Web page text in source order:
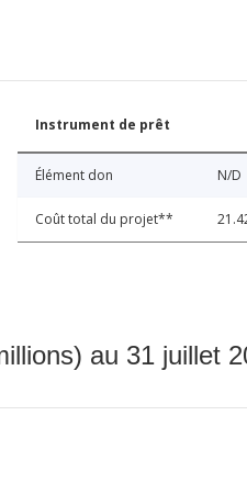
Instrument de prêt
Élément don N/D
Coût total du projet**
au 31 juillet